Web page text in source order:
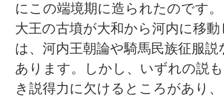
にこの端境期に造られたのです。
大王の古墳が大和から河内に移
は、河内王朝論や騎馬民族征服
あります。しかし、いずれの説
き説得力に欠けるところがあり